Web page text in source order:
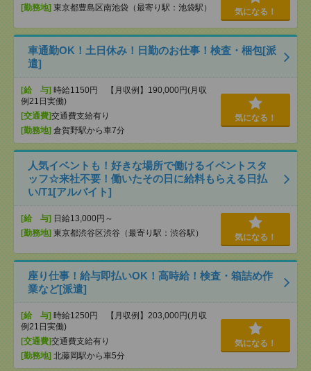
[勤務地] 東京都豊島区南池袋（最寄り駅：池袋駅） 気になる！
車通勤OK！土日休み！日勤のお仕事！検査・梱包[派
遣]
[給 与] 時給1150円 【月収例】190,000円(月収
例21日実働)
[交通費]交通費支給有り
[勤務地] 倉賀野駅から車7分
気になる！
人気イベントも！好きな場所で働けるイベントスタ
ッフ☆来社不要！働いたその日に給料もらえる日払
い/T1[アルバイト]
[給 与] 日給13,000円～
[勤務地] 東京都渋谷区渋谷（最寄り駅：渋谷駅） 気になる！
座り仕事！給与即払いOK！高時給！検査・箱詰め作
業など[派遣]
[給 与] 時給1250円 【月収例】203,000円(月収
例21日実働)
[交通費]交通費支給有り
[勤務地] 北藤岡駅から車5分
気になる！